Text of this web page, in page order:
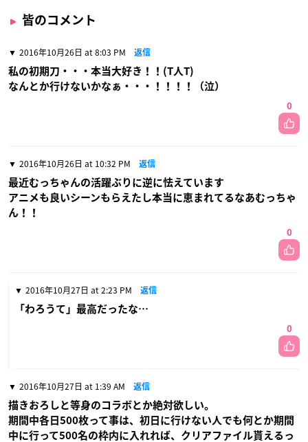
皆のコメント
2016年10月26日 at 8:03 PM 返信
私の初期刀・・・本当大好き！！(T人T)
なんとか行けないかなぁ・・・！！！！（泣）
0
2016年10月26日 at 10:32 PM 返信
最近むっちゃんの活躍ぶりに逆に怯えています
アニメも良いシーンもらえたし本当に恵まれてるなあむっちゃ
ん！！
0
2016年10月27日 at 2:23 PM 返信
「わろうて」最高だったな…
0
2016年10月27日 at 1:39 AM 返信
描きおろしと等身のコラボとか絶対欲しい。
期間中各日500枚って事は、初日に行けない人でも何とか期間
中に行って500名の枠内に入れれば、クリアファイル貰えるっ